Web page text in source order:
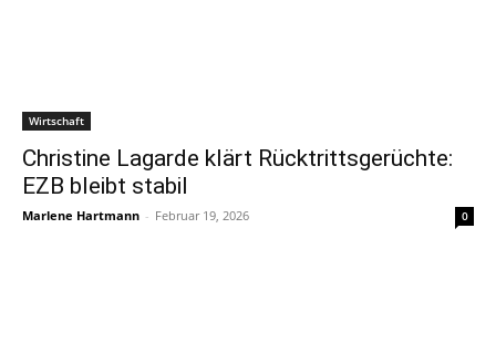
Wirtschaft
Christine Lagarde klärt Rücktrittsgerüchte:
EZB bleibt stabil
Marlene Hartmann - Februar 19, 2026 0